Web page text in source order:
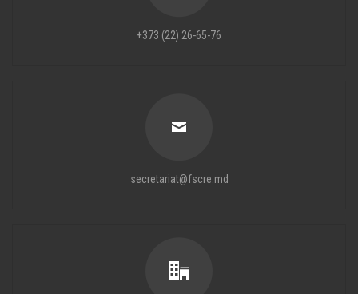
+373 (22) 26-65-76
secretariat@fscre.md